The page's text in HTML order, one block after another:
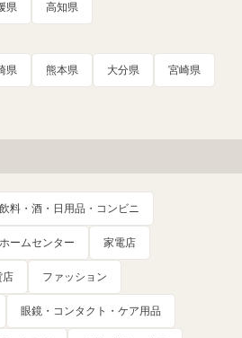
県 高知県
県 熊本県 大分県 宮崎県
料・酒・日用品・コンビニ
ームセンター 家電店
店 ファッション
眼鏡・コンタクト・ケア用品